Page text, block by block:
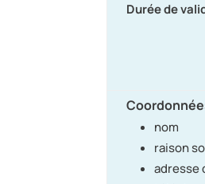
Durée de
nom
raison
adresse